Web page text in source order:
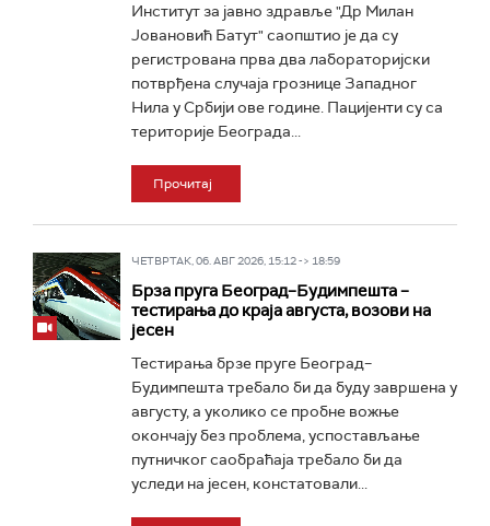
Институт за јавно здравље "Др Милан
Јовановић Батут" саопштио је да су
регистрована прва два лабораторијски
потврђена случаја грознице Западног
Нила у Србији ове године. Пацијенти су са
територије Београда...
Прочитај
ЧЕТВРТАК, 06. АВГ 2026, 15:12 -> 18:59
Брза пруга Београд–Будимпешта –
тестирања до краја августа, возови на
јесен
Тестирања брзе пруге Београд–
Будимпешта требало би да буду завршена у
августу, а уколико се пробне вожње
окончају без проблема, успостављање
путничког саобраћаја требало би да
уследи на јесен, констатовали...